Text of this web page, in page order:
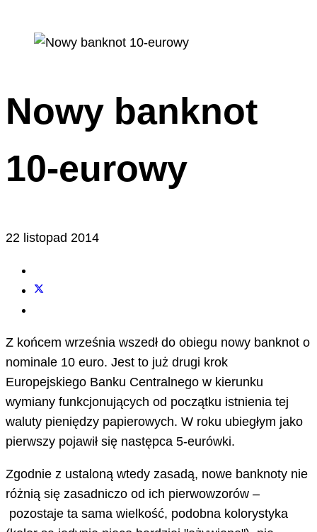
Nowy banknot
10-eurowy
22 listopad 2014
Z końcem września wszedł do obiegu nowy banknot o
nominale 10 euro. Jest to już drugi krok
Europejskiego Banku Centralnego w kierunku
wymiany funkcjonujących od początku istnienia tej
waluty pieniędzy papierowych. W roku ubiegłym jako
pierwszy pojawił się następca 5-eurówki.
Zgodnie z ustaloną wtedy zasadą, nowe banknoty nie
różnią się zasadniczo od ich pierwowzorów –
pozostaje ta sama wielkość, podobna kolorystyka